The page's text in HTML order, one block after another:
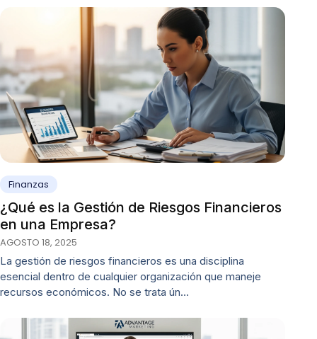
Finanzas
¿Qué es la Gestión de Riesgos Financieros
en una Empresa?
AGOSTO 18, 2025
La gestión de riesgos financieros es una disciplina
esencial dentro de cualquier organización que maneje
recursos económicos. No se trata ún…